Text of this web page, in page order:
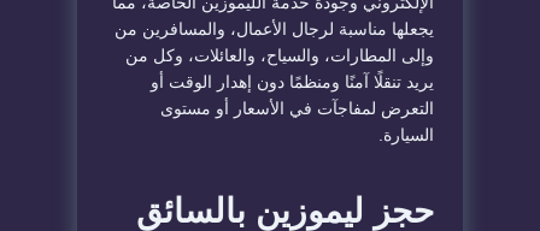
يجعلها مناسبة لرجال الأعمال، والمسافرين من
وإلى المطارات، والسياح، والعائلات، وكل من
يريد تنقلًا آمنًا ومنظمًا دون إهدار الوقت أو
التعرض لمفاجآت في الأسعار أو مستوى
السيارة.
حجز ليموزين بالسائق